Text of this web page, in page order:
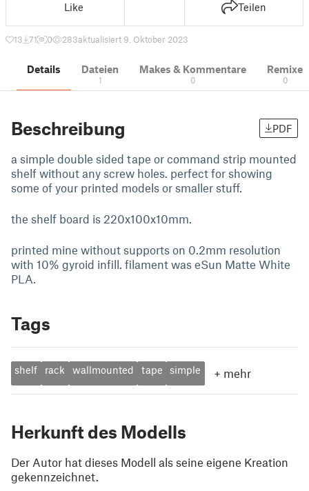
Like Teilen
13 71 0 283aktualisiert 9. Oktober 2023
Details Dateien
1
Makes & Kommentare
0
Remixe
0
Beschreibung PDF
a simple double sided tape or command strip mounted
shelf without any screw holes. perfect for showing
some of your printed models or smaller stuff.
the shelf board is 220x100x10mm.
printed mine without supports on 0.2mm resolution
with 10% gyroid infill. filament was eSun Matte White
PLA.
Tags
shelf rack wallmounted tape simple + mehr
Herkunft des Modells
Der Autor hat dieses Modell als seine eigene Kreation
gekennzeichnet.